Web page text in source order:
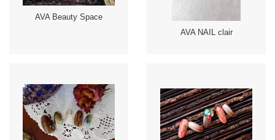
AVA Beauty Space
AVA NAIL clair